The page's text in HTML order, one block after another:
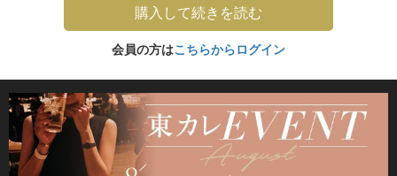
購入して続きを読む
会員の方はこちらからログイン